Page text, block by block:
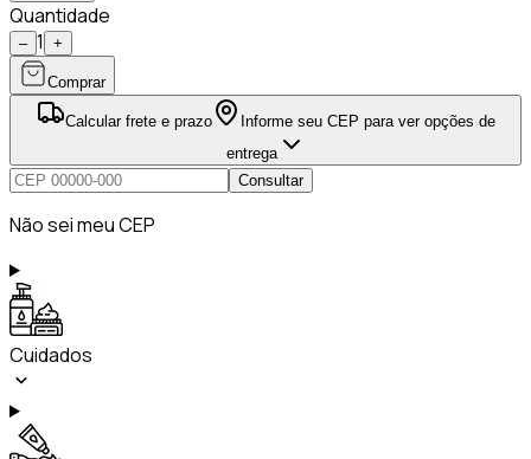
Quantidade
– 1 +
Comprar
Calcular frete e prazo
Informe seu CEP para ver opções de
entrega
Consultar
Não sei meu CEP
Cuidados